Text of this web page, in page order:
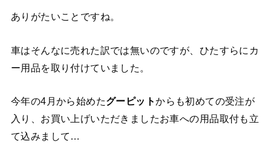
ありがたいことですね。
車はそんなに売れた訳では無いのですが、ひたすらにカ
ー用品を取り付けていました。
今年の4月から始めたグーピットからも初めての受注が
入り、お買い上げいただきましたお車への用品取付も立
て込みまして…